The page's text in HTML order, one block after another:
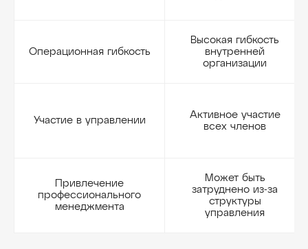
Операционная гибкость
Высокая гибкость
внутренней
организации
Участие в управлении
Активное участие
всех членов
Привлечение
профессионального
менеджмента
Может быть
затруднено из-за
структуры
управления